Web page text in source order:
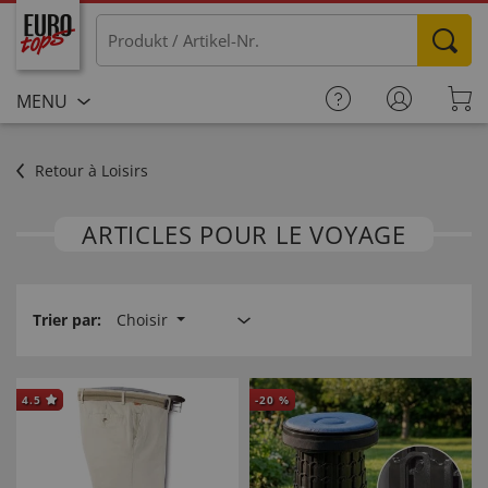
MENU
Retour à Loisirs
ARTICLES POUR LE VOYAGE
Trier par: Choisir
4.5 -20 %